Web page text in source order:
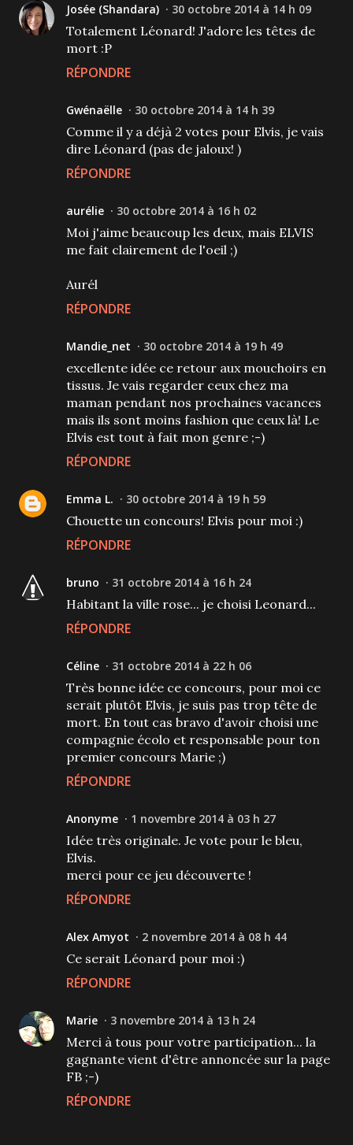
Josée (Shandara) 30 octobre 2014 à 14 h 09
Totalement Léonard! J'adore les têtes de
mort :P
RÉPONDRE
Gwénaëlle 30 octobre 2014 à 14 h 39
Comme il y a déjà 2 votes pour Elvis, je vais
dire Léonard (pas de jaloux! )
RÉPONDRE
aurélie 30 octobre 2014 à 16 h 02
Moi j'aime beaucoup les deux, mais ELVIS
me fait clairement de l'oeil ;)
Aurél
RÉPONDRE
Mandie_net 30 octobre 2014 à 19 h 49
excellente idée ce retour aux mouchoirs en
tissus. Je vais regarder ceux chez ma
maman pendant nos prochaines vacances
mais ils sont moins fashion que ceux là! Le
Elvis est tout à fait mon genre ;-)
RÉPONDRE
Emma L. 30 octobre 2014 à 19 h 59
Chouette un concours! Elvis pour moi :)
RÉPONDRE
bruno 31 octobre 2014 à 16 h 24
Habitant la ville rose... je choisi Leonard...
RÉPONDRE
Céline 31 octobre 2014 à 22 h 06
Très bonne idée ce concours, pour moi ce
serait plutôt Elvis, je suis pas trop tête de
mort. En tout cas bravo d'avoir choisi une
compagnie écolo et responsable pour ton
premier concours Marie ;)
RÉPONDRE
Anonyme 1 novembre 2014 à 03 h 27
Idée très originale. Je vote pour le bleu,
Elvis.
merci pour ce jeu découverte !
RÉPONDRE
Alex Amyot 2 novembre 2014 à 08 h 44
Ce serait Léonard pour moi :)
RÉPONDRE
Marie 3 novembre 2014 à 13 h 24
Merci à tous pour votre participation... la
gagnante vient d'être annoncée sur la page
FB ;-)
RÉPONDRE